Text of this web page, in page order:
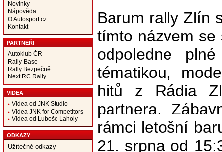
Novinky
Nápověda
O Autosport.cz
Kontakt
PARTNEŘI
Autoklub ČR
Rally-Base
Rally Bezpečně
Next RC Rally
VIDEA
Videa od JNK Studio
Videa JNK for Competitors
Videa od Luboše Laholy
ODKAZY
Užitečné odkazy
Barum rally Zlín
tímto názvem se
odpoledne
tématikou,
hitů z Rádia
partnera.
rámci letošní
21. srpna od